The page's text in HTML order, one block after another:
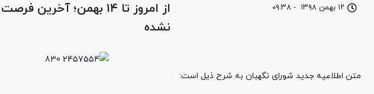
۱۲ بهمن ۱۳۹۸ - ۰۹:۳۸
از امروز تا ۱۴ بهمن؛
نشده
متن اطلاعیه جدید شورای نگهبان به شرح ذیل است: